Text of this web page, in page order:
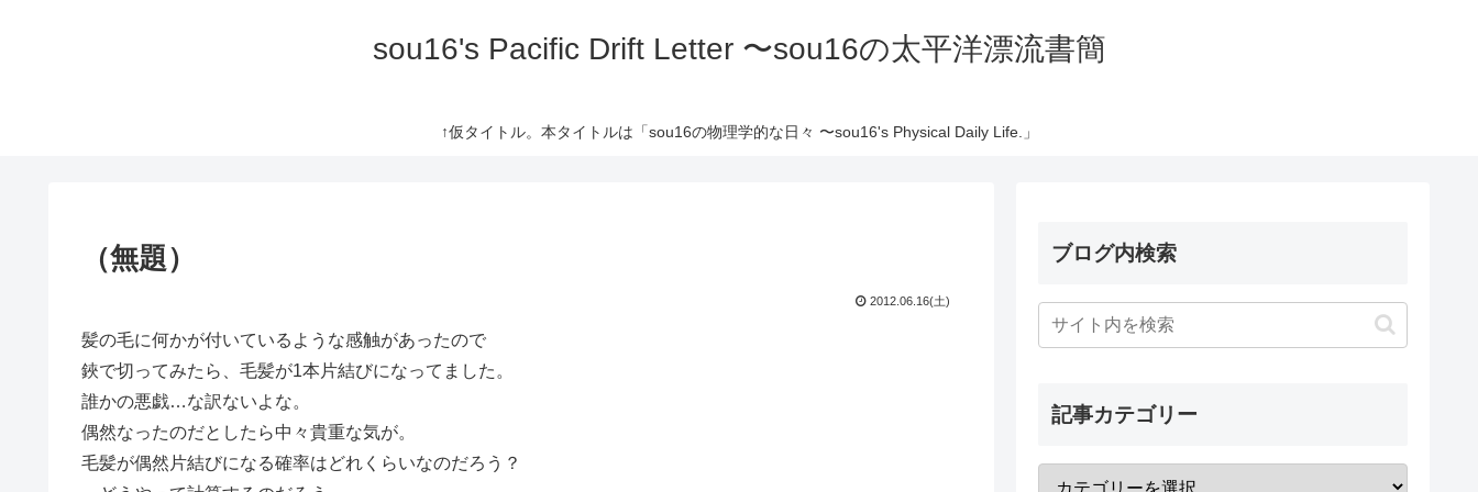
sou16's Pacific Drift Letter 〜sou16の太平洋漂流書簡
↑仮タイトル。本タイトルは「sou16の物理学的な日々 〜sou16's Physical Daily Life.」
（無題）
2012.06.16(土)
髪の毛に何かが付いているような感触があったので
鋏で切ってみたら、毛髪が1本片結びになってました。
誰かの悪戯…な訳ないよな。
偶然なったのだとしたら中々貴重な気が。
毛髪が偶然片結びになる確率はどれくらいなのだろう？
ブログ内検索
記事カテゴリー